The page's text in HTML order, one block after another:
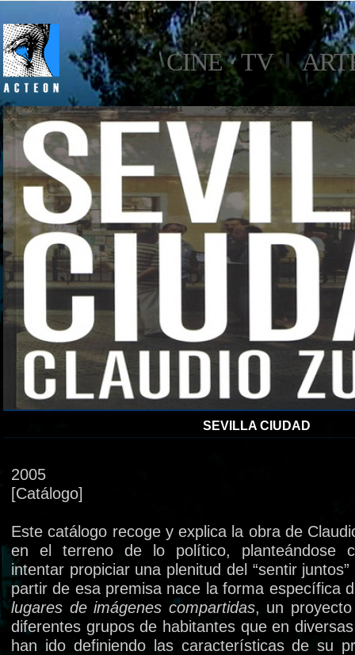
CINE · TV
SEVILLA CIUDAD
2005
[Catálogo]
Este catálogo recoge y explica la obra de
en el terreno de lo político, planteándose
intentar propiciar una plenitud del “sentir
partir de esa premisa nace la forma específica
lugares de imágenes compartidas, un
diferentes grupos de habitantes que en
han ido definiendo las características de su